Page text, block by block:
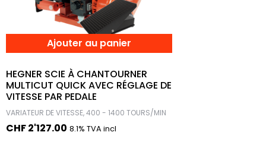
Ajouter au panier
HEGNER SCIE À CHANTOURNER
MULTICUT QUICK AVEC RÉGLAGE DE
VITESSE PAR PEDALE
VARIATEUR DE VITESSE, 400 - 1400 TOURS/MIN
CHF2'127.00 8.1% TVA incl